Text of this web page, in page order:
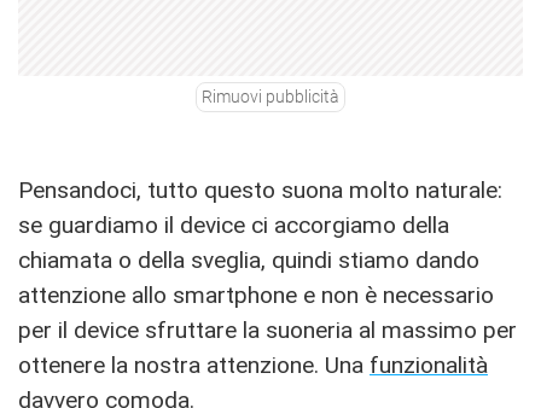
Rimuovi pubblicità
Pensandoci, tutto questo suona molto naturale:
se guardiamo il device ci accorgiamo della
chiamata o della sveglia, quindi stiamo dando
attenzione allo smartphone e non è necessario
per il device sfruttare la suoneria al massimo per
ottenere la nostra attenzione. Una funzionalità
davvero comoda.